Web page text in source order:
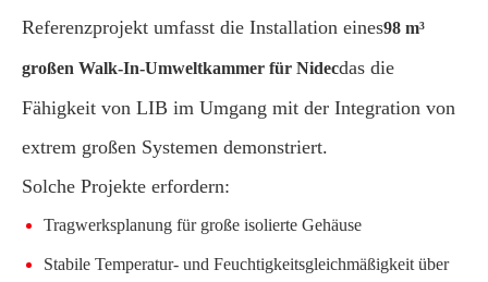
Referenzprojekt umfasst die Installation eines98 m³
großen Walk-In-Umweltkammer für Nidecdas die
Fähigkeit von LIB im Umgang mit der Integration von
extrem großen Systemen demonstriert.
Solche Projekte erfordern:
Tragwerksplanung für große isolierte Gehäuse
Stabile Temperatur- und Feuchtigkeitsgleichmäßigkeit über